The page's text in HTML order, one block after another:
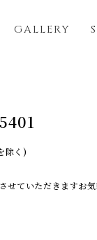
GALLERY
除く)
せていただきますお